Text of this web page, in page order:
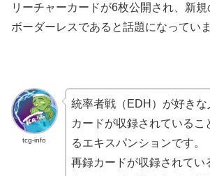
リーチャーカードが6枚公開され、新
ボーダーレスであると話題になっていま
tcg-info
統率者戦（EDH）が好きな
カードが収録されているこ
るエキスパンションです。
再録カードが収録されてい